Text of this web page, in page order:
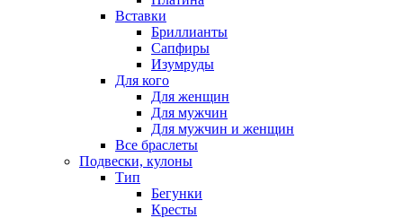
Вставки
Бриллианты
Сапфиры
Изумруды
Для кого
Для женщин
Для мужчин
Для мужчин и женщин
Все браслеты
Подвески, кулоны
Тип
Бегунки
Кресты